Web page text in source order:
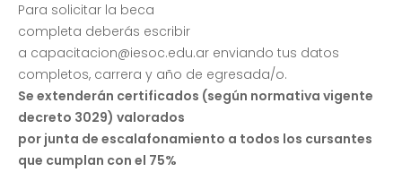
Para solicitar la beca
completa deberás escribir
a capacitacion@iesoc.edu.ar enviando tus datos
completos, carrera y año de egresada/o.
Se extenderán certificados (según normativa vigente
decreto 3029) valorados
por junta de escalafonamiento a todos los cursantes
que cumplan con el 75%